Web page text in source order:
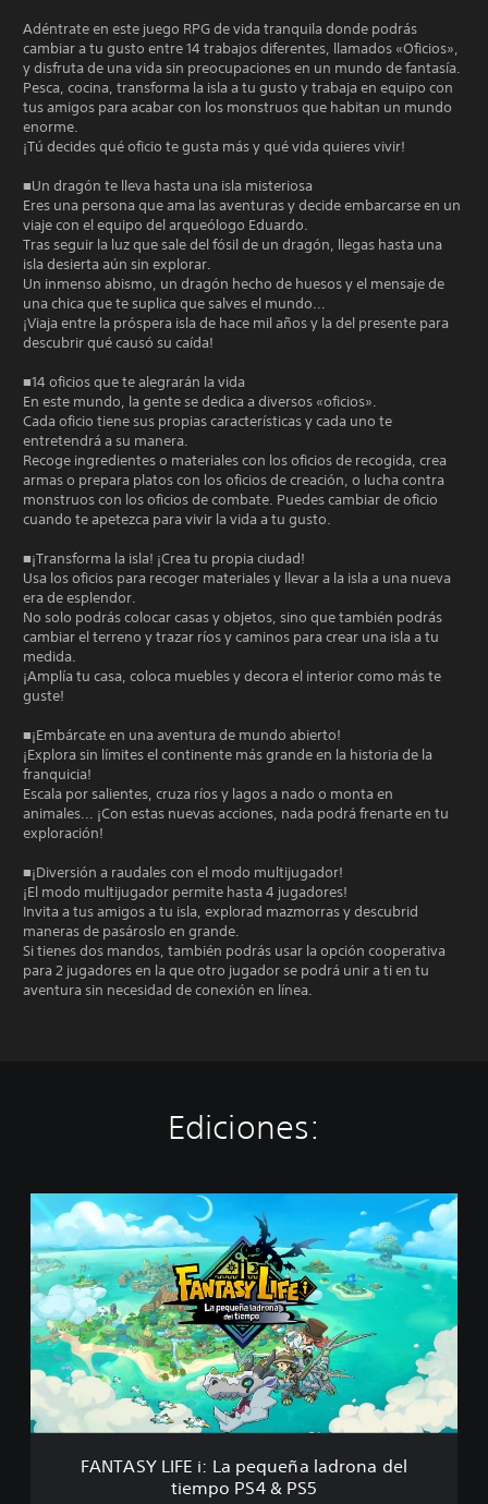
Adéntrate en este juego RPG de vida tranquila donde podrás
cambiar a tu gusto entre 14 trabajos diferentes, llamados «Oficios»,
y disfruta de una vida sin preocupaciones en un mundo de fantasía.
Pesca, cocina, transforma la isla a tu gusto y trabaja en equipo con
tus amigos para acabar con los monstruos que habitan un mundo
enorme.
¡Tú decides qué oficio te gusta más y qué vida quieres vivir!
■Un dragón te lleva hasta una isla misteriosa
Eres una persona que ama las aventuras y decide embarcarse en un
viaje con el equipo del arqueólogo Eduardo.
Tras seguir la luz que sale del fósil de un dragón, llegas hasta una
isla desierta aún sin explorar.
Un inmenso abismo, un dragón hecho de huesos y el mensaje de
una chica que te suplica que salves el mundo...
¡Viaja entre la próspera isla de hace mil años y la del presente para
descubrir qué causó su caída!
■14 oficios que te alegrarán la vida
En este mundo, la gente se dedica a diversos «oficios».
Cada oficio tiene sus propias características y cada uno te
entretendrá a su manera.
Recoge ingredientes o materiales con los oficios de recogida, crea
armas o prepara platos con los oficios de creación, o lucha contra
monstruos con los oficios de combate. Puedes cambiar de oficio
cuando te apetezca para vivir la vida a tu gusto.
■¡Transforma la isla! ¡Crea tu propia ciudad!
Usa los oficios para recoger materiales y llevar a la isla a una nueva
era de esplendor.
No solo podrás colocar casas y objetos, sino que también podrás
cambiar el terreno y trazar ríos y caminos para crear una isla a tu
medida.
¡Amplía tu casa, coloca muebles y decora el interior como más te
guste!
■¡Embárcate en una aventura de mundo abierto!
¡Explora sin límites el continente más grande en la historia de la
franquicia!
Escala por salientes, cruza ríos y lagos a nado o monta en
animales... ¡Con estas nuevas acciones, nada podrá frenarte en tu
exploración!
■¡Diversión a raudales con el modo multijugador!
¡El modo multijugador permite hasta 4 jugadores!
Invita a tus amigos a tu isla, explorad mazmorras y descubrid
maneras de pasároslo en grande.
Si tienes dos mandos, también podrás usar la opción cooperativa
para 2 jugadores en la que otro jugador se podrá unir a ti en tu
aventura sin necesidad de conexión en línea.
Ediciones:
A
N
T
A
S
Y
L
I
F
E
i
FANTASY LIFE i: La pequeña ladrona del
tiempo PS4 & PS5